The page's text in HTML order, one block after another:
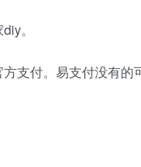
。
支付。易支付没有的